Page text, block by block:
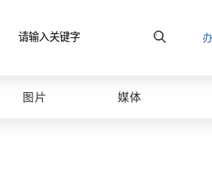
图片 媒体